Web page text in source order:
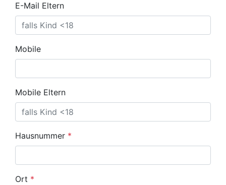
E-Mail Eltern
Mobile
Mobile Eltern
Hausnummer *
Ort *